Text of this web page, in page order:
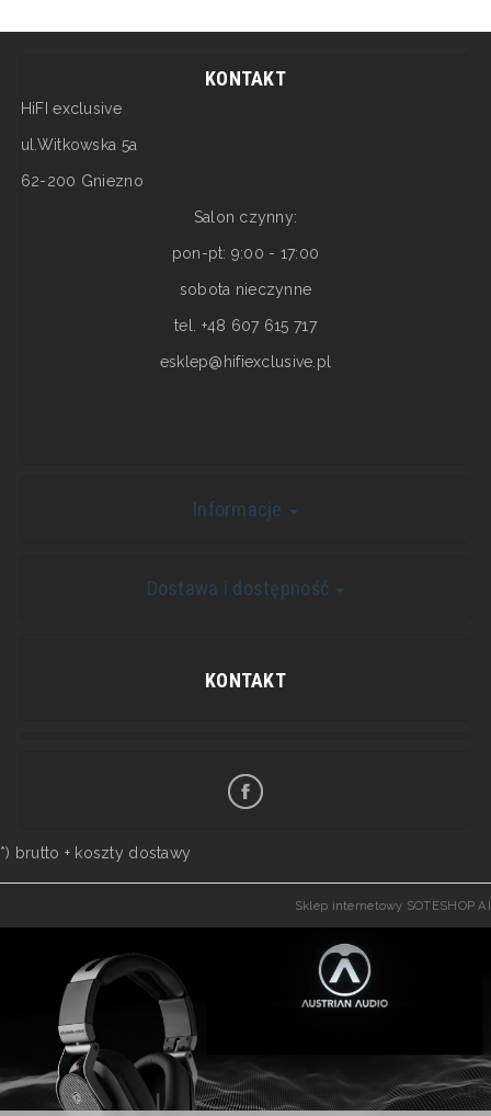
KONTAKT
HiFI exclusive
ul.Witkowska 5a
62-200 Gniezno
Salon czynny:
pon-pt: 9:00 - 17:00
sobota nieczynne
tel. +48 607 615 717
esklep@hifiexclusive.pl
Informacje
Dostawa i dostępność
KONTAKT
*) brutto + koszty dostawy
Sklep internetowy SOTESHOP AI